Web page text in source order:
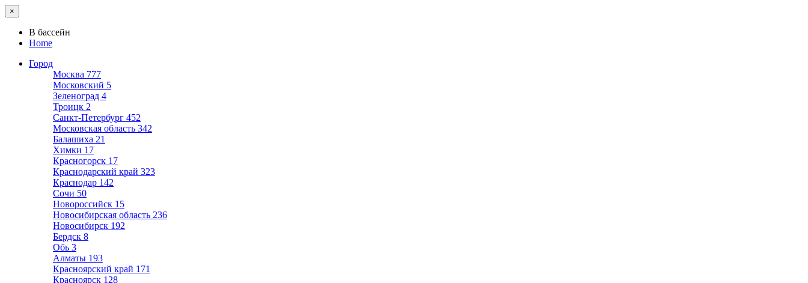
×
В бассейн
Home
Город
Москва 777
Московский 5
Зеленоград 4
Троицк 2
Санкт-Петербург 452
Московская область 342
Балашиха 21
Химки 17
Красногорск 17
Краснодарский край 323
Краснодар 142
Сочи 50
Новороссийск 15
Новосибирская область 236
Новосибирск 192
Бердск 8
Обь 3
Алматы 193
Красноярский край 171
Красноярск 128